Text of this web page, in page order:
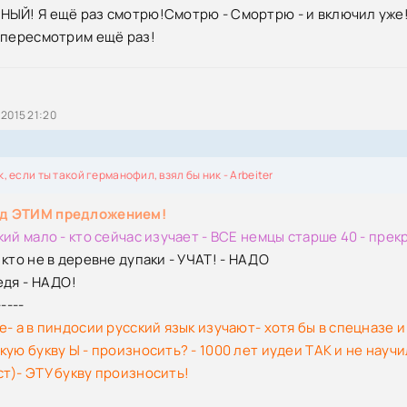
/ Das Boot [S01] (2018) HDTVRip | SDI Media
| Атомные подводные лодки зарубежных стран (2023)
/ Das Boot (1985) BDRip [H.265/1080p] [Director's Cut]
подводной лодки / Lost & Found: The Search for USS Lagarto
лодка / The Aerial Submarine (1910) WEBRip [H.264/720p-
лодки (2004) [DJVU]
/ Das Boot (2022) BDRemux [H.264/1080i] (сезон 3, серии 1-10
Русские двигатели. Ядерные реакторы на подводных лодках
[H.264/1080p-LQ]
Я ещё раз смотрю!Смотрю - Смортрю - и включил уже!
ещё раз!
21:20
если ты такой германофил, взял бы ник - Arbeiter
ЭТИМ предложением!
мало - кто сейчас изучает - ВСЕ немцы старше 40 -
не в деревне дупаки - УЧАТ! - НАДО
- НАДО!
а в пиндосии русский язык изучают- хотя бы в
букву Ы - произносить? - 1000 лет иудеи ТАК и не
ЭТУ букву произносить!